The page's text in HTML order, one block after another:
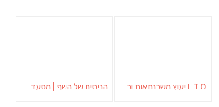
L.T.O יעוץ משכנתאות וכלכלת משפחה | יועץ משכנתאות באשכול הניסים של השף | מסעדת שף בבית | ארוחות גורמה